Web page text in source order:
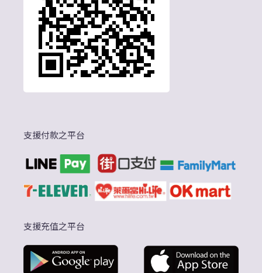
支援付款之平台
支援充值之平台